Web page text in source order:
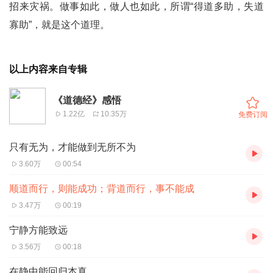
招来灾祸。做事如此，做人也如此，所谓“得道多助，失道
寡助”，就是这个道理。
以上内容来自专辑
《道德经》感悟
1.22亿 10.35万 免费订阅
只有无为，才能做到无所不为
3.60万 00:54
顺道而行，则能成功；背道而行，事不能成
3.47万 00:19
宁静方能致远
3.56万 00:18